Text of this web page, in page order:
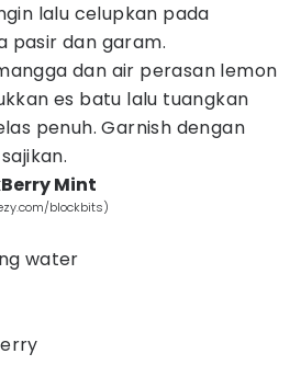
lalu celupkan pada
pasir dan garam.
dan air perasan lemon
es batu lalu tuangkan
penuh. Garnish dengan
Mint
blockbits)
water